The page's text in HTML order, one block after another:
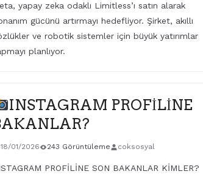
yapay zeka odaklı Limitless’ı satın alarak
gücünü artırmayı hedefliyor. Şirket, akıllı
ve robotik sistemler için büyük yatırımlar
planlıyor.
INSTAGRAM PROFİLİNE
18/01/2026 243 Görüntüleme coksosyal
PROFİLİNE SON BAKANLAR KİMLER?